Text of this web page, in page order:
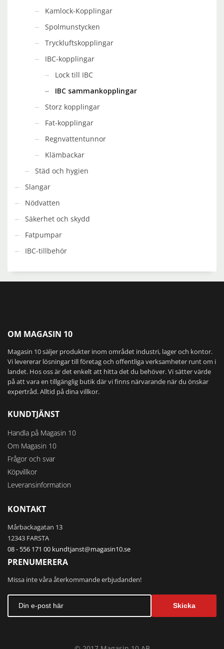
Kamlock-Kopplingar
Spolmunstycken
Tryckluftskopplingar
IBC-kopplingar
Lock till IBC
IBC sammankopplingar
Storz kopplingar
Fat-kopplingar
Regnvattentunnor
Klämbackar
Städ och hygien
Slangar
Nödvatten
Säkerhet och skydd
Fatpumpar
IBC-tillbehör
OM MAGASIN 10
Magasin 10 säljer produkter inom området industri, lager och kontor.
Vi levererar lösningar till företag och offentliga verksamheter runt om i
landet. Hos oss är det enkelt att hitta det du behöver. Vi sätter värde
på att vara en tillgänglig butik där vi finns närvarande när du önskar
expertråd. Alltid på dina villkor.
KUNDTJÄNST
Handla på Magasin 10
Om Magasin 10
Frågor och svar
Köpvillkor
Leveransinformation
KONTAKT
Mårbackagatan 13
12343 FARSTA
08 - 556 171 00 kundtjanst@magasin10.se
PRENUMERERA
Missa inte våra återkommande erbjudanden!
Skicka